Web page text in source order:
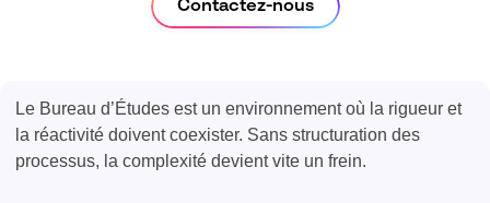
Contactez-nous
Le Bureau d’Études est un environnement où la rigueur et
la réactivité doivent coexister. Sans structuration des
processus, la complexité devient vite un frein.